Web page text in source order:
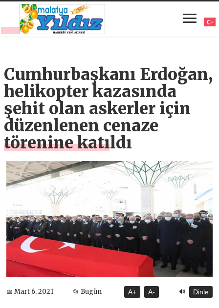
Cumhurbaşkanı Erdoğan,
helikopter kazasında
şehit olan askerler için
düzenlenen cenaze
törenine katıldı
📅 Mart 6, 2021 📂 Bugün A+ A- 🔊 Dinle